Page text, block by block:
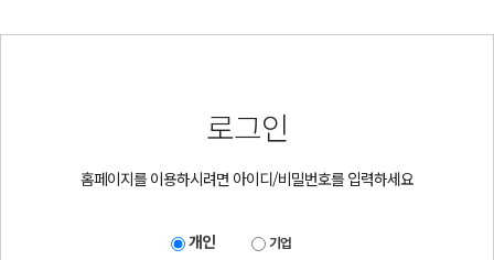
로그인
홈페이지를 이용하시려면 아이디/비밀번호를 입력하세요
개인 기업